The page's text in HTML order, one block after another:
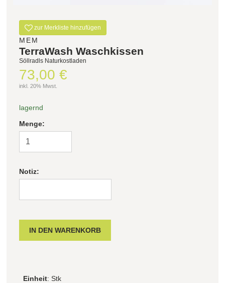
Wildkraut
KATEGORIE
Filter zurücksetzen
zur Merkliste hinzufügen
MEM
TerraWash Waschkissen
Söllradls Naturkostladen
73,00 €
inkl. 20% Mwst.
lagernd
Menge:
Notiz:
Einheit: Stk